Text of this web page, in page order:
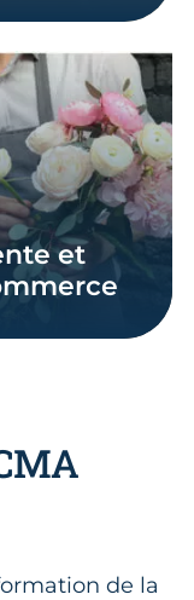
plus
de la